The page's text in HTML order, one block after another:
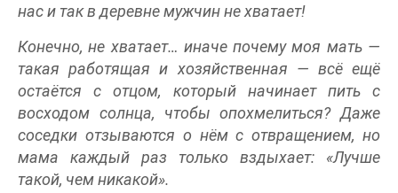
нас и так в деревне мужчин не хватает!
Конечно, не хватает… иначе почему моя мать —
такая работящая и хозяйственная — всё ещё
остаётся с отцом, который начинает пить с
восходом солнца, чтобы опохмелиться? Даже
соседки отзываются о нём с отвращением, но
мама каждый раз только вздыхает: «Лучше
такой, чем никакой».